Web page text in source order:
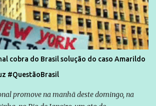
cobra do Brasil solução do caso Amarildo
#QuestãoBrasil
promove na manhã deste domingo, na